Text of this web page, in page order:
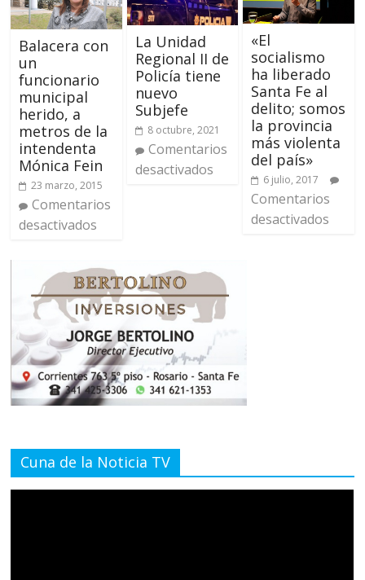
Balacera con
un
funcionario
municipal
herido, a
metros de la
intendenta
Mónica Fein
23 marzo, 2015
Comentarios
desactivados
La Unidad
Regional II de
Policía tiene
nuevo
Subjefe
8 octubre, 2021
Comentarios
desactivados
«El
socialismo
ha liberado
Santa Fe al
delito; somos
la provincia
más violenta
del país»
6 julio, 2017
Comentarios
desactivados
Cuna de la Noticia TV